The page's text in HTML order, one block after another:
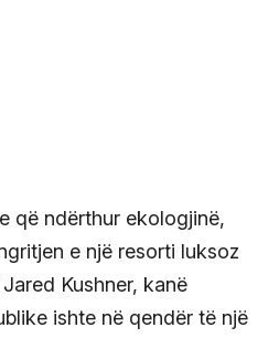
që ndërthur ekologjinë,
e një resorti luksoz
Kushner, kanë
ishte në qendër të një